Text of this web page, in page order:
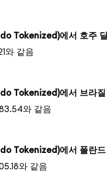
Tokenized)에서 호주
와 같음
Tokenized)에서 브라질
와 같음
Tokenized)에서 폴란드
와 같음